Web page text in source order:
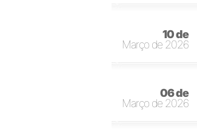
10 de
Março de 2026
06 de
Março de 2026